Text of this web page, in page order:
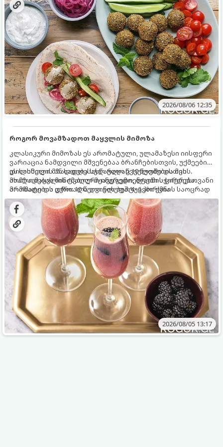
2026/08/06 12:35
როგორ მოვამზადოთ მაყვლის მიმოზა
კლასიკური მიმოზას ეს არომატული, ულამაზესი იისფერი
ვარიაცია ნამდვილი მშვენებაა ბრანჩებისთვის, უქმეების
დილისთვის ან სადღესასწაულო წვეულებებისთვის.
ახალი მაყვლის ტკბილ-მჟავე გემო, ლაიმის ციტრუსოვანი
არომატი და ცქრიალა ღვინის ბუშტუკები ქმნის საოცრად
დახვეწილ და მაგრილებელ კოქტეილს.
ეს სასმელი მზადდება სულ რაღაც 10 წუთში და მის
მომზადებას მინიმალური ინგრედიენტები სჭირდება.
მომზადების დრო: 10 წუთი ულუფა: 4–6 პორცია
2026/08/05 13:17